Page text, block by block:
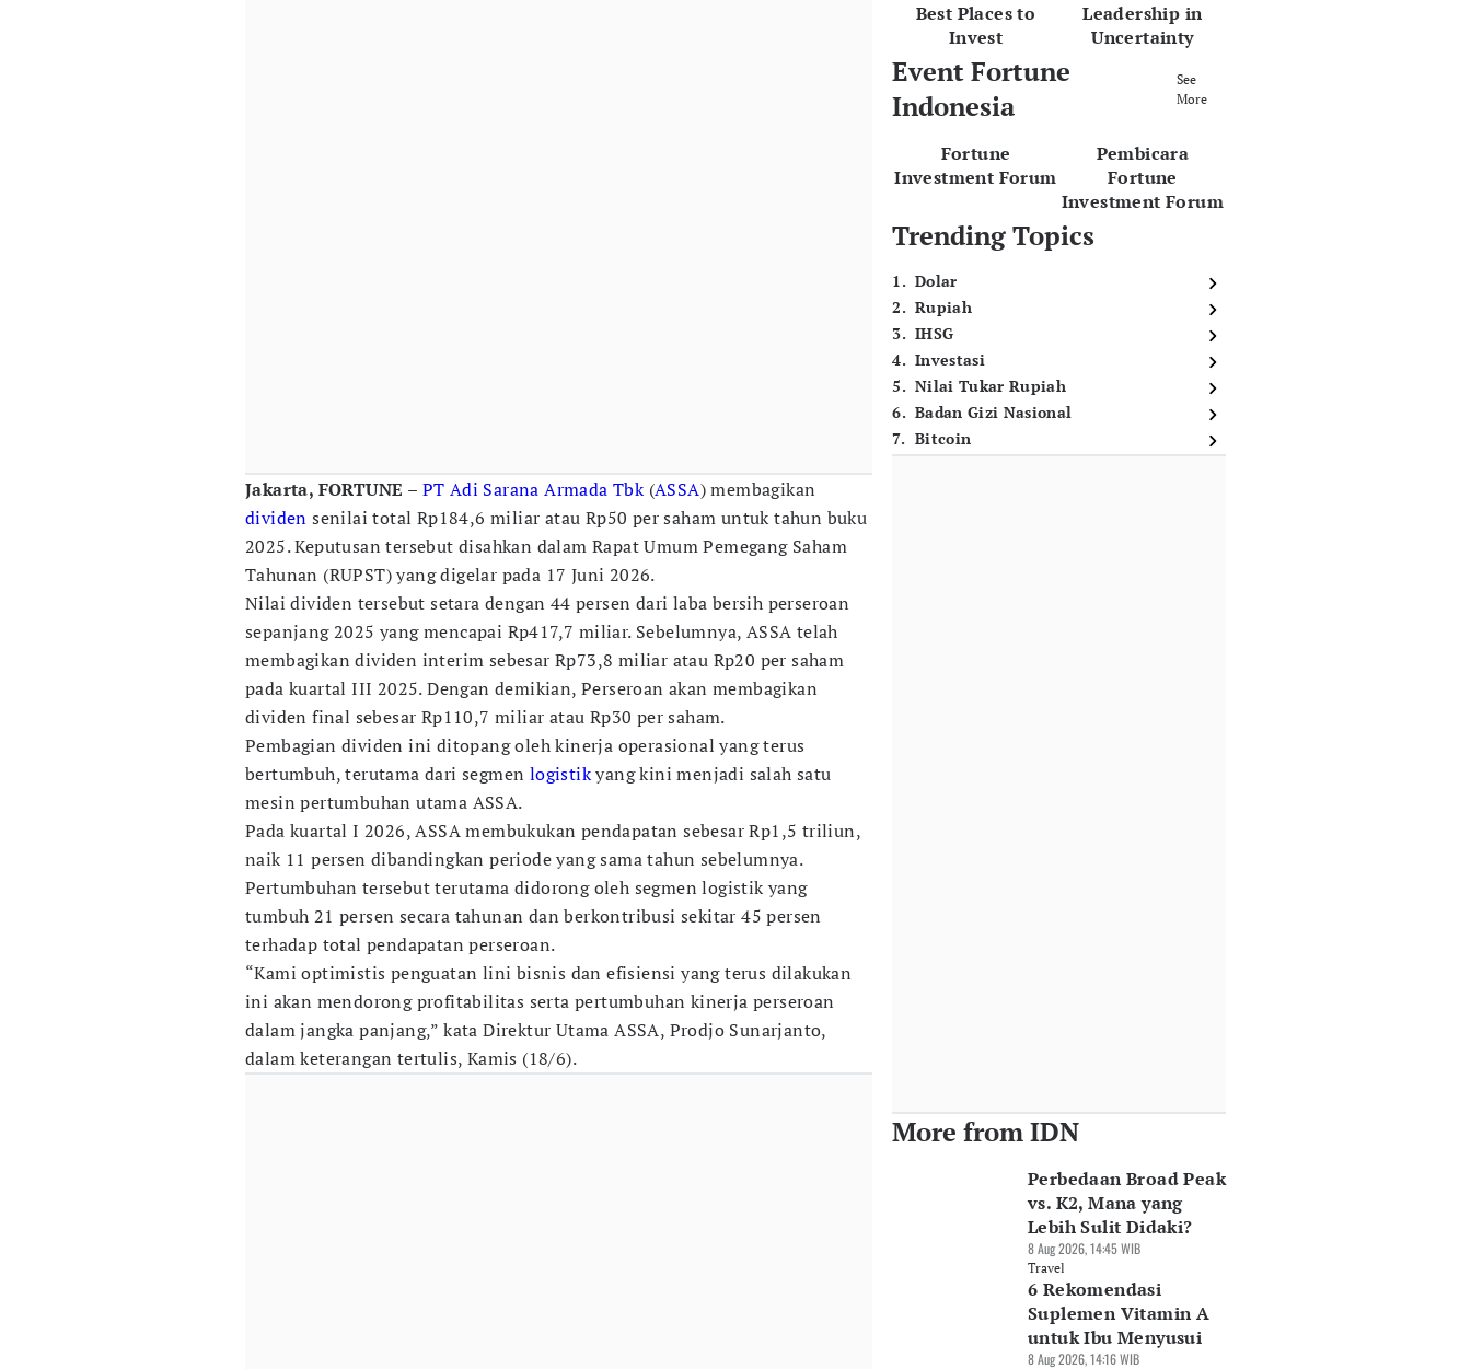
Jakarta, FORTUNE – PT Adi Sarana Armada Tbk(ASSA) membagikan
dividen senilai total Rp184,6 miliar atau Rp50 per saham untuk tahun buku
2025. Keputusan tersebut disahkan dalam Rapat Umum Pemegang Saham
Tahunan (RUPST) yang digelar pada 17 Juni 2026.
Nilai dividen tersebut setara dengan 44 persen dari laba bersih perseroan
sepanjang 2025 yang mencapai Rp417,7 miliar. Sebelumnya, ASSA telah
membagikan dividen interim sebesar Rp73,8 miliar atau Rp20 per saham
pada kuartal III 2025. Dengan demikian, Perseroan akan membagikan
dividen final sebesar Rp110,7 miliar atau Rp30 per saham.
Pembagian dividen ini ditopang oleh kinerja operasional yang terus
bertumbuh, terutama dari segmen logistikyang kini menjadi salah satu
mesin pertumbuhan utama ASSA.
Pada kuartal I 2026, ASSA membukukan pendapatan sebesar Rp1,5 triliun,
naik 11 persen dibandingkan periode yang sama tahun sebelumnya.
Pertumbuhan tersebut terutama didorong oleh segmen logistik yang
tumbuh 21 persen secara tahunan dan berkontribusi sekitar 45 persen
terhadap total pendapatan perseroan.
“Kami optimistis penguatan lini bisnis dan efisiensi yang terus dilakukan
ini akan mendorong profitabilitas serta pertumbuhan kinerja perseroan
dalam jangka panjang,” kata Direktur Utama ASSA, Prodjo Sunarjanto,
dalam keterangan tertulis, Kamis (18/6).
Best Places to
Invest
Leadership in
Uncertainty
Event Fortune
Indonesia
See
More
Fortune
Investment Forum
Pembicara
Fortune
Investment Forum
Trending Topics
1. Dolar
2. Rupiah
3. IHSG
4. Investasi
5. Nilai Tukar Rupiah
6. Badan Gizi Nasional
7. Bitcoin
More from IDN
Perbedaan Broad Peak
vs. K2, Mana yang
Lebih Sulit Didaki?
8 Aug 2026, 14:45 WIB
Travel
6 Rekomendasi
Suplemen Vitamin A
untuk Ibu Menyusui
8 Aug 2026, 14:16 WIB